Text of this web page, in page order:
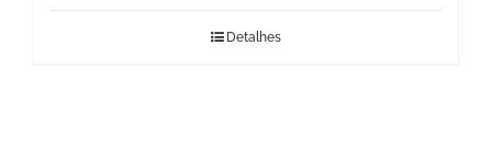
Detalhes